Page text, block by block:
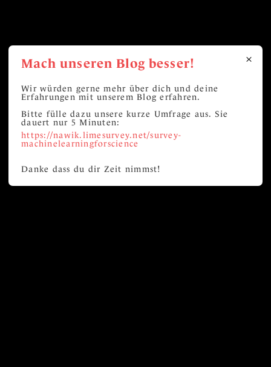
Mach unseren Blog besser!
Wir würden gerne mehr über dich und deine
Erfahrungen mit unserem Blog erfahren.
Bitte fülle dazu unsere kurze Umfrage aus. Sie
dauert nur 5 Minuten:
https://nawik.limesurvey.net/survey-
machinelearningforscience
Danke dass du dir Zeit nimmst!